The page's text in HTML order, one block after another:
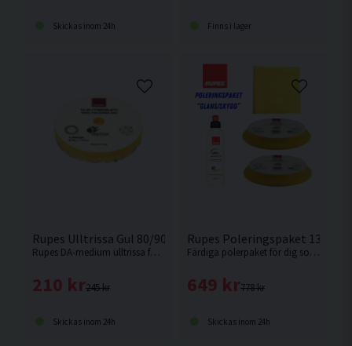
Skickas inom 24h Finns i lager
Rupes Ulltrissa Gul 80/90mm
Rupes DA-medium ulltrissa förenar snabb borttagning av defekter samtidigt som den lämnar en högblank yta efter sig. Passar Rupes LHR75 eller motsvarande med 75/80mm fästplatta.
245 kr
210 kr
Skickas inom 24h
Rupes Poleringspaket 130mm
Färdiga polerpaket för dig som har en oscillerande polermaskin med 130mm stödrondell.
778 kr
649 kr
Skickas inom 24h